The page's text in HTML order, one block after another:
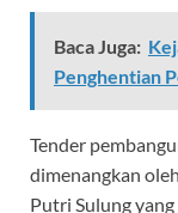
Baca Juga:
Penghentian
Tender
dimenangkan
Putri Sulung